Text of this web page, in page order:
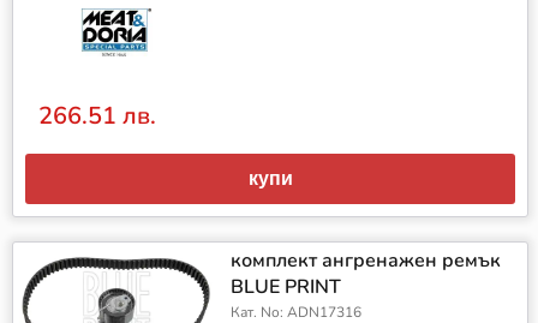
266.51 лв.
купи
комплект ангренажен ремък
BLUE PRINT
Кат. No: ADN17316